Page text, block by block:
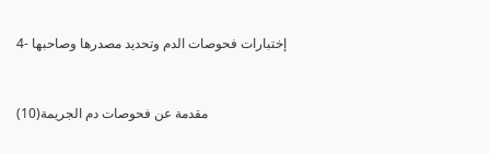
4- إختبارات فحوصات الدم وتحديد مصدرها وصاحبها
(10)مقدمة عن فحوصات دم الجريمة